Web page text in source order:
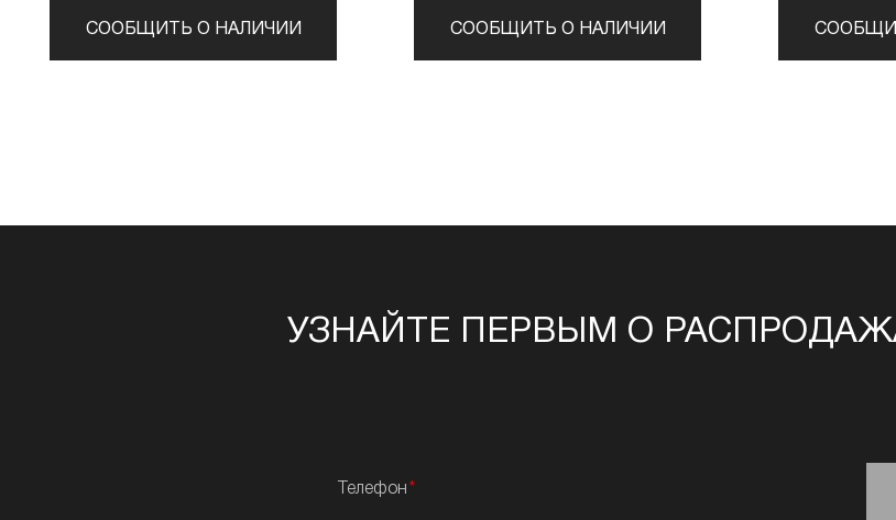
СООБЩИТЬ О НАЛИЧИИ СООБЩИТЬ О НАЛИЧИИ
УЗНАЙТЕ ПЕРВЫМ О
Телефон